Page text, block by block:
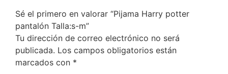
Sé el primero en valorar “Pijama Harry potter
pantalón Talla:s-m”
Tu dirección de correo electrónico no será
publicada. Los campos obligatorios están
marcados con *